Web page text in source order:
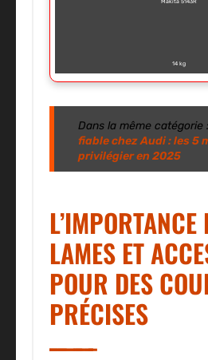
14 kg
Dans la même catégorie :
fiable chez Audi : les 5
privilégier en 2025
L’IMPORTANCE
LAMES ET
POUR DES
PRÉCISES